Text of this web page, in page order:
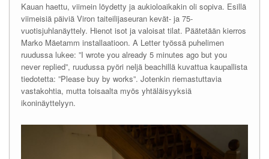
Kauan haettu, viimein löydetty ja aukioloaikakin oli sopiva. Esillä
viimeisiä päiviä Viron taiteilijaseuran kevät- ja 75-
vuotisjuhlanäyttely. Hienot isot ja valoisat tilat. Päätetään kierros
Marko Mäetamm installaatioon. A Letter työssä puhelimen
ruudussa lukee: ”I wrote you already 5 minutes ago but you
never replied”, ruudussa pyöri neljä beachillä kuvattua kaupallista
tiedotetta: ”Please buy by works”. Jotenkin riemastuttavia
vastakohtia, mutta toisaalta myös yhtäläisyyksiä
ikoninäyttelyyn.